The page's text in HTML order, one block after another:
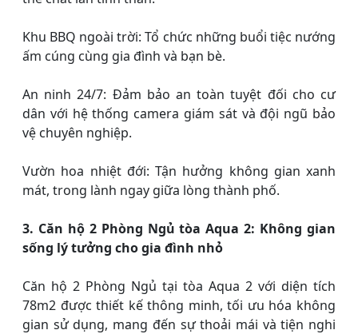
Khu BBQ ngoài trời: Tổ chức những buổi tiệc nướng
ấm cúng cùng gia đình và bạn bè.
An ninh 24/7: Đảm bảo an toàn tuyệt đối cho cư
dân với hệ thống camera giám sát và đội ngũ bảo
vệ chuyên nghiệp.
Vườn hoa nhiệt đới: Tận hưởng không gian xanh
mát, trong lành ngay giữa lòng thành phố.
3. Căn hộ 2 Phòng Ngủ tòa Aqua 2: Không gian
sống lý tưởng cho gia đình nhỏ
Căn hộ 2 Phòng Ngủ tại tòa Aqua 2 với diện tích
78m2 được thiết kế thông minh, tối ưu hóa không
gian sử dụng, mang đến sự thoải mái và tiện nghi